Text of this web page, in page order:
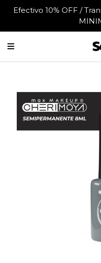
Efectivo 10% OFF /